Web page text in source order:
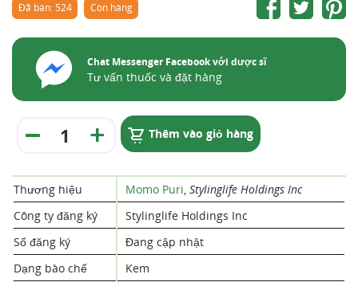
Đã bán: 524 Còn hàng
Chat Messenger Facebook với dược sĩ
Tư vấn thuốc và đặt hàng
Thêm vào giỏ hàng
Thương hiệu Momo Puri, Stylinglife Holdings Inc
Công ty đăng ký
Stylinglife Holdings Inc
Số đăng ký
Đang cập nhật
Dạng bào chế
Kem